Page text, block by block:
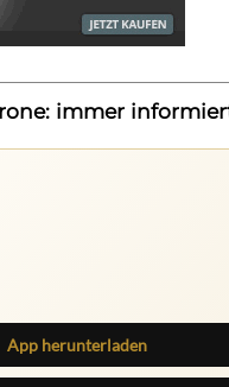
immer
App herunterladen